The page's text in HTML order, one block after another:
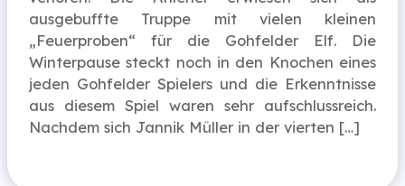
ausgebuffte Truppe mit vielen kleinen
„Feuerproben“ für die Gohfelder Elf. Die
Winterpause steckt noch in den Knochen eines
jeden Gohfelder Spielers und die Erkenntnisse
aus diesem Spiel waren sehr aufschlussreich.
Nachdem sich Jannik Müller in der vierten […]